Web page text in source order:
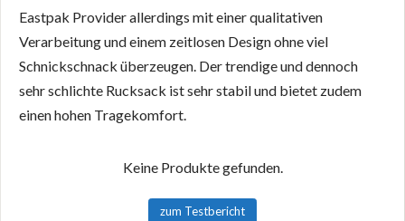
Eastpak Provider allerdings mit einer qualitativen
Verarbeitung und einem zeitlosen Design ohne viel
Schnickschnack überzeugen. Der trendige und dennoch
sehr schlichte Rucksack ist sehr stabil und bietet zudem
einen hohen Tragekomfort.
Keine Produkte gefunden.
zum Testbericht